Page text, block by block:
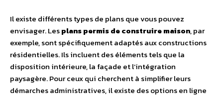
Il existe différents types de plans que vous pouvez
envisager. Lesplans permis de construire maison, par
exemple, sont spécifiquement adaptés aux constructions
résidentielles. Ils incluent des éléments tels que la
disposition intérieure, la façade et l’intégration
paysagère. Pour ceux qui cherchent à simplifier leurs
démarches administratives, il existe des options en ligne